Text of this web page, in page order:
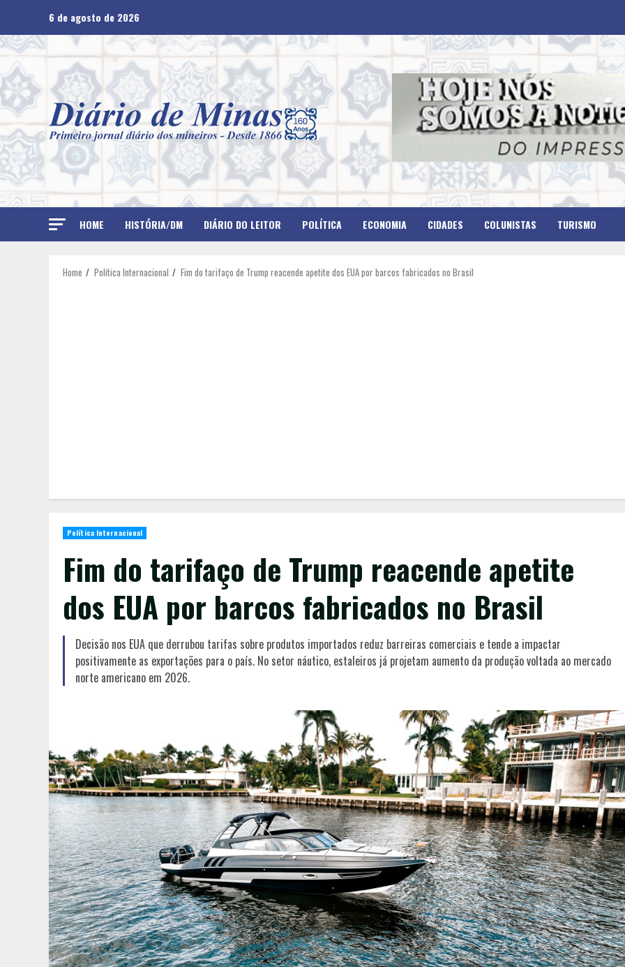
content
6 de agosto de 2026
HOME HISTÓRIA/DM DIÁRIO DO LEITOR POLÍTICA ECONOMIA CIDADES COLUNISTAS TURISMO
Home Política Internacional Fim do tarifaço de Trump reacende apetite dos EUA por barcos fabricados no Brasil
Política Internacional
Fim do tarifaço de Trump reacende apetite
dos EUA por barcos fabricados no Brasil
Decisão nos EUA que derrubou tarifas sobre produtos importados reduz barreiras comerciais e tende a impactar
positivamente as exportações para o país. No setor náutico, estaleiros já projetam aumento da produção voltada ao mercado
norte americano em 2026.